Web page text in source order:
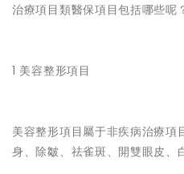
治療項目類醫保項目包括哪些呢
1 美容整形項目
美容整形項目屬于非疾病治療項
身、除皺、祛雀斑、開雙眼皮、